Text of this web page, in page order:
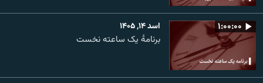
۱:۰۰:۰۰ اسد ۱۴, ۱۴۰۵
برنامۀ یک ساعته نخست